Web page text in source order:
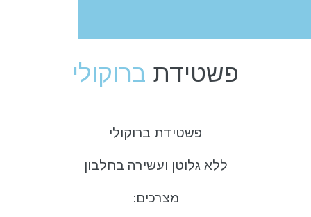
פשטידת ברוקולי
פשטידת ברוקולי
ללא גלוטן ועשירה בחלבון
מצרכים: